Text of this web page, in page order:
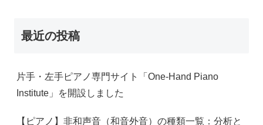
最近の投稿
片手・左手ピアノ専門サイト「One-Hand Piano
Institute」を開設しました
【ピアノ】非和声音（和音外音）の種類一覧：分析と